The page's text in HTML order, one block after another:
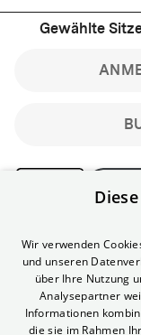
Gewählte
Bitte beachte:
Registriere dich
stornierbare
Unlimited-
nutzen zu können.
Wir verwenden
und unseren
über Ihre Nutzung
Analysepartner
Informationen
die sie im Rahmen